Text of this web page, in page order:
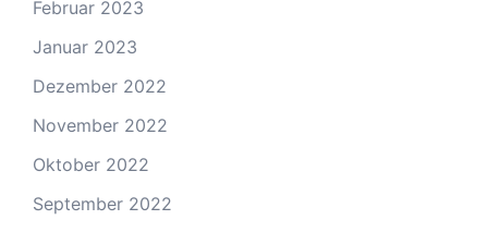
Februar 2023
Januar 2023
Dezember 2022
November 2022
Oktober 2022
September 2022